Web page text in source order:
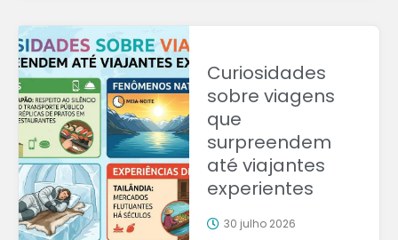
Curiosidades
sobre viagens
que
surpreendem
até viajantes
experientes
30 julho 2026